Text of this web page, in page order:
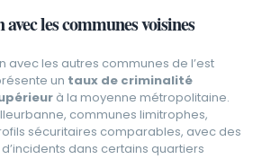
les communes voisines
avec les autres communes de l’est
un taux de criminalité
à la moyenne métropolitaine.
communes limitrophes,
sécuritaires comparables, avec des
dans certains quartiers